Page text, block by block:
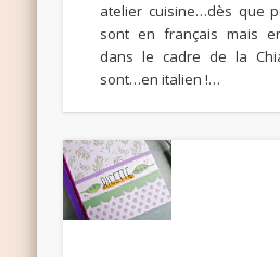
atelier cuisine…dès que
sont en français mais
dans le cadre de la
sont…en italien !…